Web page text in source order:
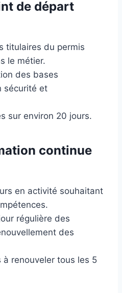
de départ
titulaires du permis
le métier.
des bases
sécurité et
sur environ 20 jours.
continue
en activité souhaitant
régulière des
des
à renouveler tous les 5